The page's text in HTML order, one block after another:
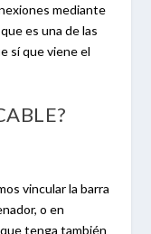
mediante
es una de las
sí que viene el
vincular la barra
o en
tenga también